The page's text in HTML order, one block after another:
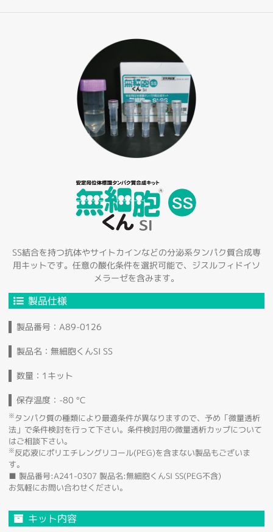
SS結合を持つ抗体やサイトカインなどの分泌系タンパク質合成専
用キットです。任意の酸化条件を選択可能で、ジスルフィドイソ
メラーゼを含みます。
製品仕様
製品番号：A89-0126
製品名：無細胞くんSI SS
数量：1キット
保存温度：-80 °C
※タンパク質の種類により最適条件が異なりますので、予め「微量透析
法」で条件検討を行って下さい。条件検討用の微量透析カップについて
はご相談下さい。
※反応液にポリエチレングリコール(PEG)を含まない製品もございま
す。
■ 製品番号:A241-0307 製品名:無細胞くんSI SS(PEG不含)
お気軽にお問い合わせください。
キット内容